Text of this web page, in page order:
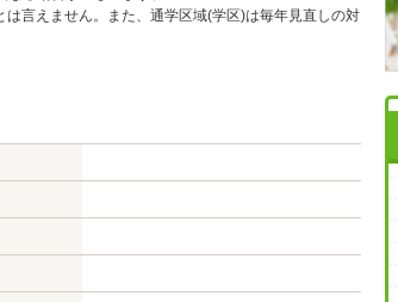
言えません。また、通学区域(学区)は毎年見直しの対